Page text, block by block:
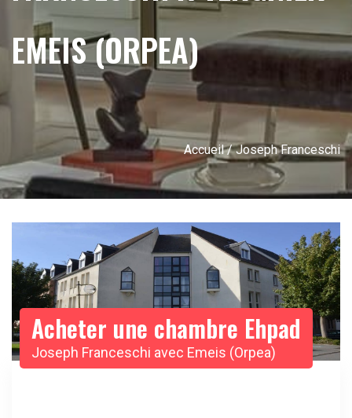
EMEIS (ORPEA)
Accueil/ Joseph Franceschi
Acheter une chambre Ehpad
Joseph Franceschi avec Emeis (Orpea)